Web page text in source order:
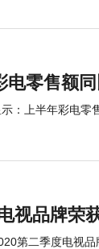
电零售额
：上半年彩电零
视品牌荣
第二季度电视品